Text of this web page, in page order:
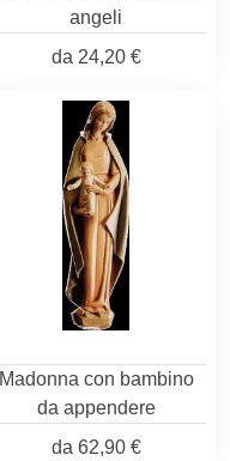
angeli
da 24,20 €
Madonna con bambino
da appendere
da 62,90 €